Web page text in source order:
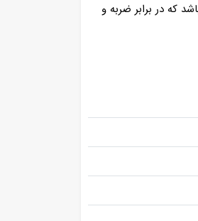
کابین جدا شونده از نوع استیل می باشد که در برابر ضربه و